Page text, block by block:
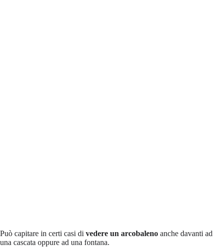
Può capitare in certi casi di vedere un arcobaleno anche davanti ad
una cascata oppure ad una fontana.